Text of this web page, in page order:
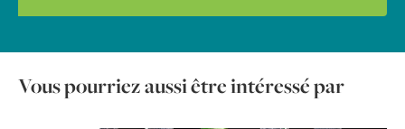
Vous pourriez aussi être intéressé par